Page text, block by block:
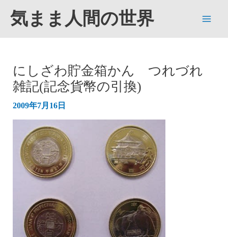
気まま人間の世界
にしざわ貯金箱かん つれづれ
雑記(記念貨幣の引換)
2009年7月16日